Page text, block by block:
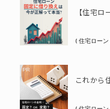
( 住宅ローン
PR